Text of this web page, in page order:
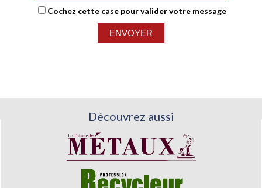
Cochez cette case pour valider votre message
Découvrez aussi